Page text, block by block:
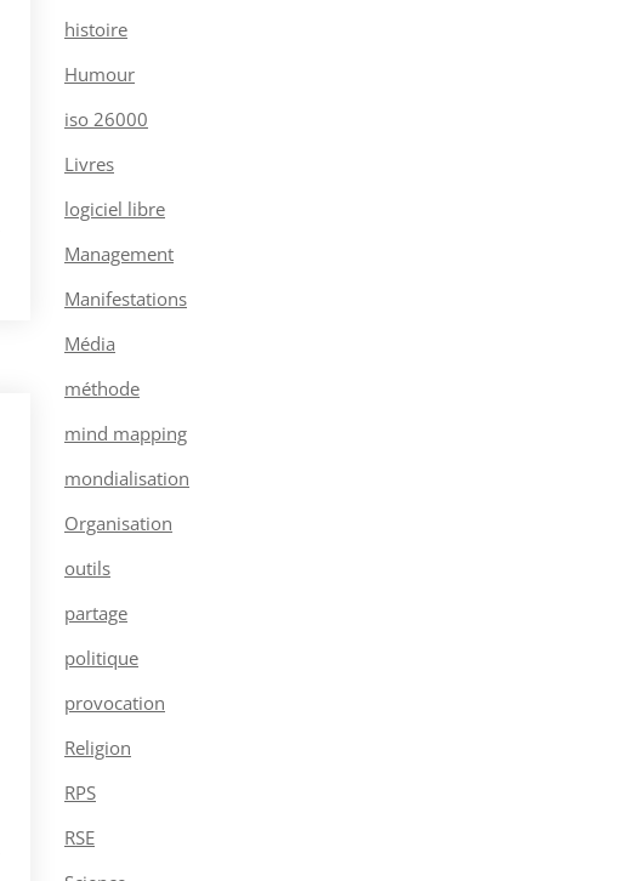
histoire
Humour
iso 26000
Livres
logiciel libre
Management
Manifestations
Média
méthode
mind mapping
mondialisation
Organisation
outils
partage
politique
provocation
Religion
RPS
RSE